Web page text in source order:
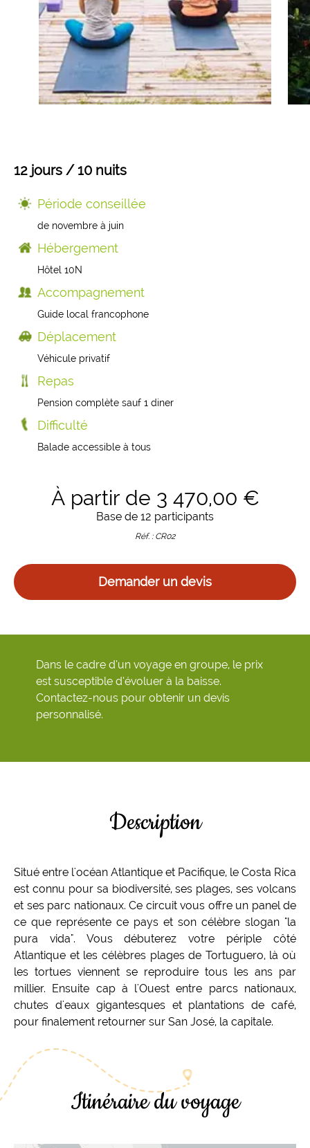
12 jours / 10 nuits
Période conseillée
de novembre à juin
Hébergement
Hôtel 10N
Accompagnement
Guide local francophone
Déplacement
Véhicule privatif
Repas
Pension complète sauf 1 diner
Difficulté
Balade accessible à tous
À partir de 3 470,00 €
Base de 12 participants
Réf. : CR02
Demander un devis
Dans le cadre d’un voyage en groupe, le prix
est susceptible d’évoluer à la baisse.
Contactez-nous pour obtenir un devis
personnalisé.
Description
Situé entre l'océan Atlantique et Pacifique, le Costa Rica
est connu pour sa biodiversité, ses plages, ses volcans
et ses parc nationaux. Ce circuit vous offre un panel de
ce que représente ce pays et son célèbre slogan "la
pura vida". Vous débuterez votre périple côté
Atlantique et les célèbres plages de Tortuguero, là où
les tortues viennent se reproduire tous les ans par
millier. Ensuite cap à l'Ouest entre parcs nationaux,
chutes d'eaux gigantesques et plantations de café,
pour finalement retourner sur San José, la capitale.
Itinéraire du voyage
Mongolie
Laos
Sri Lanka
Cambodge
Birmanie
Finlande
Colombie
Voyages de Noces
Voyages pour jeunes
Voyage insolite